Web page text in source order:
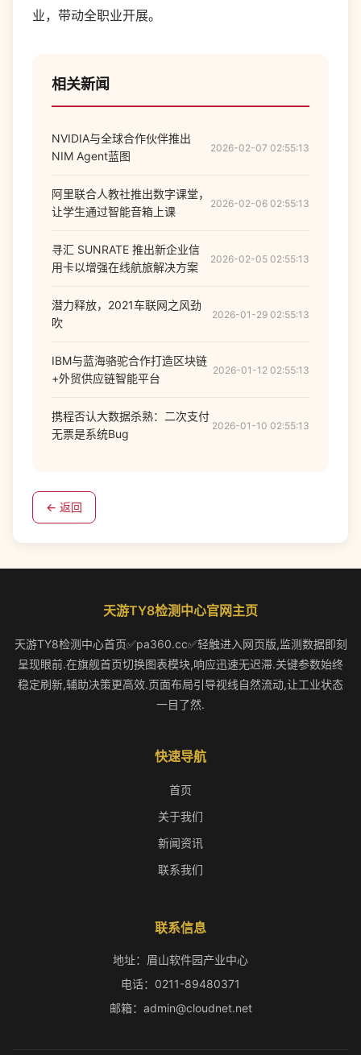
业，带动全职业开展。
相关新闻
NVIDIA与全球合作伙伴推出
NIM Agent蓝图
2026-02-07 02:55:13
阿里联合人教社推出数字课堂，
让学生通过智能音箱上课
2026-02-06 02:55:13
寻汇 SUNRATE 推出新企业信
用卡以增强在线航旅解决方案
2026-02-05 02:55:13
潜力释放，2021车联网之风劲
吹
2026-01-29 02:55:13
IBM与蓝海骆驼合作打造区块链
+外贸供应链智能平台
2026-01-12 02:55:13
携程否认大数据杀熟：二次支付
无票是系统Bug
2026-01-10 02:55:13
← 返回
天游TY8检测中心官网主页
天游TY8检测中心首页✅pa360.cc✅轻触进入网页版,监测数据即刻
呈现眼前.在旗舰首页切换图表模块,响应迅速无迟滞.关键参数始终
稳定刷新,辅助决策更高效.页面布局引导视线自然流动,让工业状态
一目了然.
快速导航
首页
关于我们
新闻资讯
联系我们
联系信息
地址：眉山软件园产业中心
电话：0211-89480371
邮箱：admin@cloudnet.net